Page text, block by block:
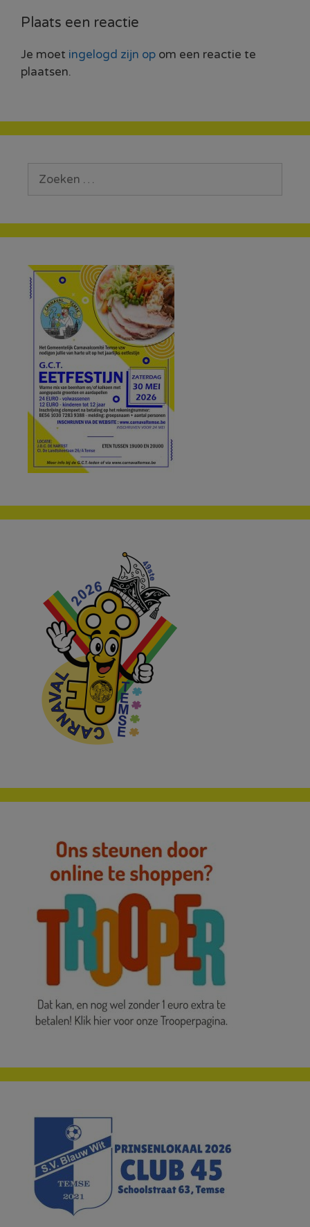
Plaats een reactie
Je moet ingelogd zijn op om een reactie te
plaatsen.